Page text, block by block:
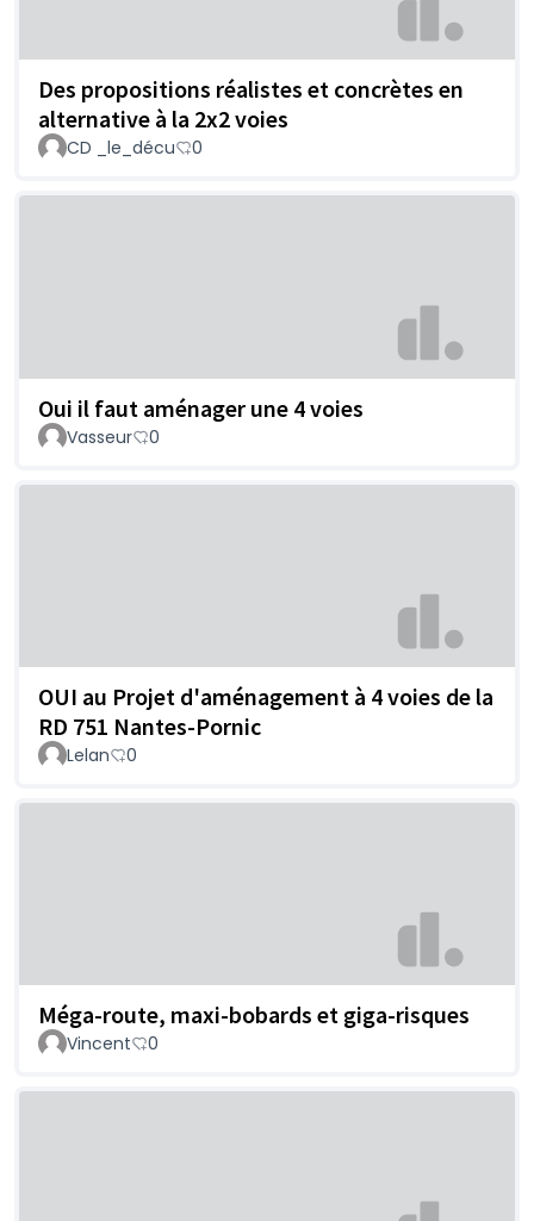
Des propositions réalistes et concrètes en
alternative à la 2x2 voies
CD _le_décu 0
Oui il faut aménager une 4 voies
Vasseur 0
OUI au Projet d'aménagement à 4 voies de la
RD 751 Nantes-Pornic
Lelan 0
Méga-route, maxi-bobards et giga-risques
Vincent 0